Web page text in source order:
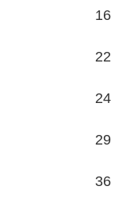
16
22
24
29
36